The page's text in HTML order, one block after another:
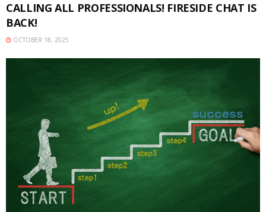
CALLING ALL PROFESSIONALS! FIRESIDE CHAT IS
BACK!
OCTOBER 18, 2025